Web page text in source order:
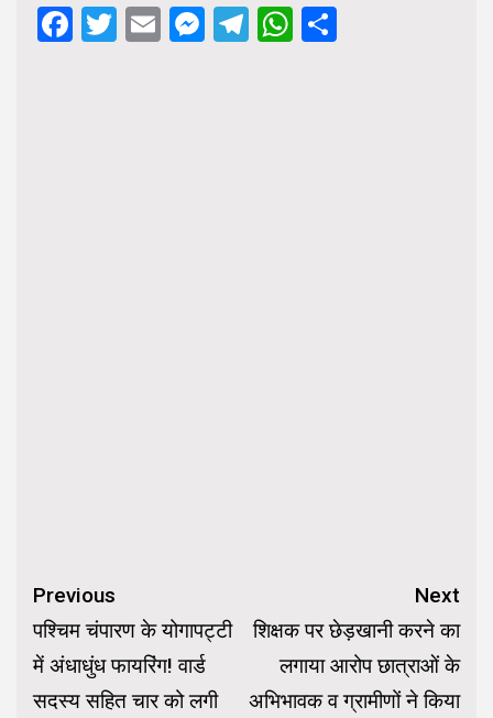
Facebook
Twitter
EmailMessenger
Telegram
WhatsApp
Continue
Reading
Previous
पश्चिम चंपारण के योगापट्टी
में अंधाधुंध फायरिंग! वार्ड
सदस्य सहित चार को लगी
Next
शिक्षक पर छेड़खानी करने का
लगाया आरोप छात्राओं के
अभिभावक व ग्रामीणों ने किया